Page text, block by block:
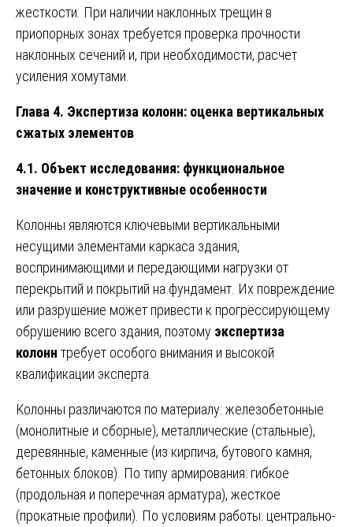
жесткости. При наличии наклонных трещин в
приопорных зонах требуется проверка прочности
наклонных сечений и, при необходимости, расчет
усиления хомутами.
Глава 4. Экспертиза колонн: оценка вертикальных
сжатых элементов
4.1. Объект исследования: функциональное
значение и конструктивные особенности
Колонны являются ключевыми вертикальными
несущими элементами каркаса здания,
воспринимающими и передающими нагрузки от
перекрытий и покрытий на фундамент. Их повреждение
или разрушение может привести к прогрессирующему
обрушению всего здания, поэтому экспертиза
колонн требует особого внимания и высокой
квалификации эксперта.
Колонны различаются по материалу: железобетонные
(монолитные и сборные), металлические (стальные),
деревянные, каменные (из кирпича, бутового камня,
бетонных блоков). По типу армирования: гибкое
(продольная и поперечная арматура), жесткое
(прокатные профили). По условиям работы: центрально-